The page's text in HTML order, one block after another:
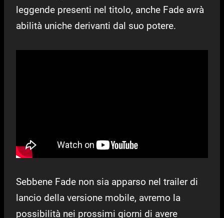
leggende presenti nel titolo, anche Fade avrà
abilità uniche derivanti dal suo potere.
Sebbene Fade non sia apparso nel trailer di
lancio della versione mobile, avremo la
possibilità nei prossimi giorni di avere